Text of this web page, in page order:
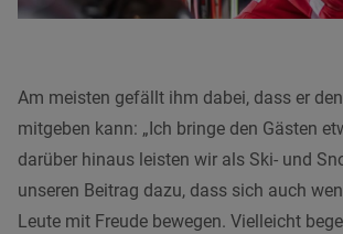
Am meisten gefällt ihm dabei, dass er
mitgeben kann: „Ich bringe den Gästen
darüber hinaus leisten wir als Ski- und
unseren Beitrag dazu, dass sich auch
Leute mit Freude bewegen. Vielleicht